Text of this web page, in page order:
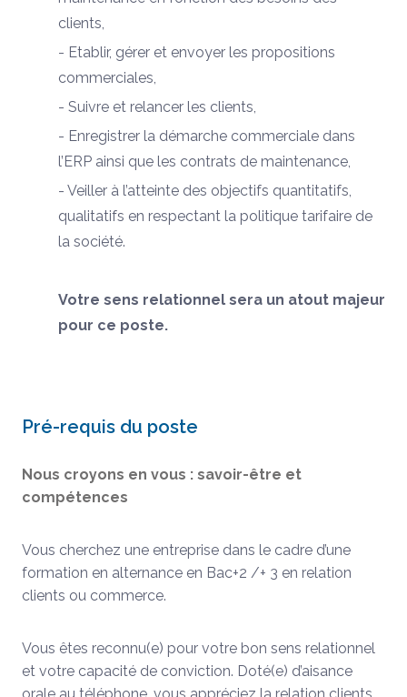
clients,
- Etablir, gérer et envoyer les propositions
commerciales,
- Suivre et relancer les clients,
- Enregistrer la démarche commerciale dans
l’ERP ainsi que les contrats de maintenance,
- Veiller à l’atteinte des objectifs quantitatifs,
qualitatifs en respectant la politique tarifaire de
la société.
Votre sens relationnel sera un atout majeur
pour ce poste.
Pré-requis du poste
Nous croyons en vous : savoir-être et
compétences
Vous cherchez une entreprise dans le cadre d’une
formation en alternance en Bac+2 /+ 3 en relation
clients ou commerce.
Vous êtes reconnu(e) pour votre bon sens relationnel
et votre capacité de conviction. Doté(e) d’aisance